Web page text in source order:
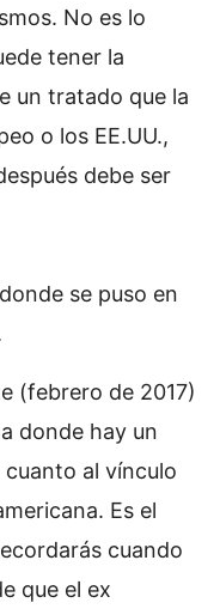
No es lo
tener la
un tratado que la
o los EE.UU.,
debe ser
se puso en
(febrero de 2017)
donde hay un
al vínculo
Es el
cuando
que el ex